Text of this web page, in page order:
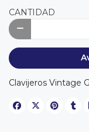
CANTIDAD
Clavijeros Vintage